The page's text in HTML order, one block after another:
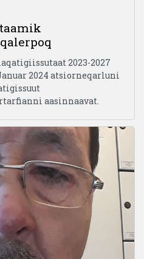
2023-2027
2024 atsiorneqarluni
aasinnaavat.